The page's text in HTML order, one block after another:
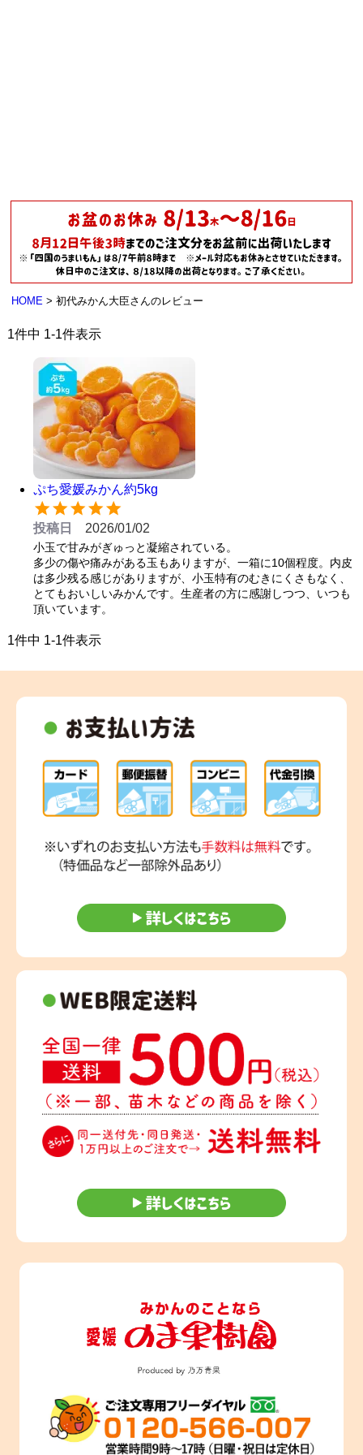
HOME 初代みかん大臣さんのレビュー
1件中 1-1件表示
ぷち愛媛みかん約5kg
投稿日 2026/01/02
小玉で甘みがぎゅっと凝縮されている。
多少の傷や痛みがある玉もありますが、一箱に10個程度。内皮
は多少残る感じがありますが、小玉特有のむきにくさもなく、
とてもおいしいみかんです。生産者の方に感謝しつつ、いつも
頂いています。
1件中 1-1件表示